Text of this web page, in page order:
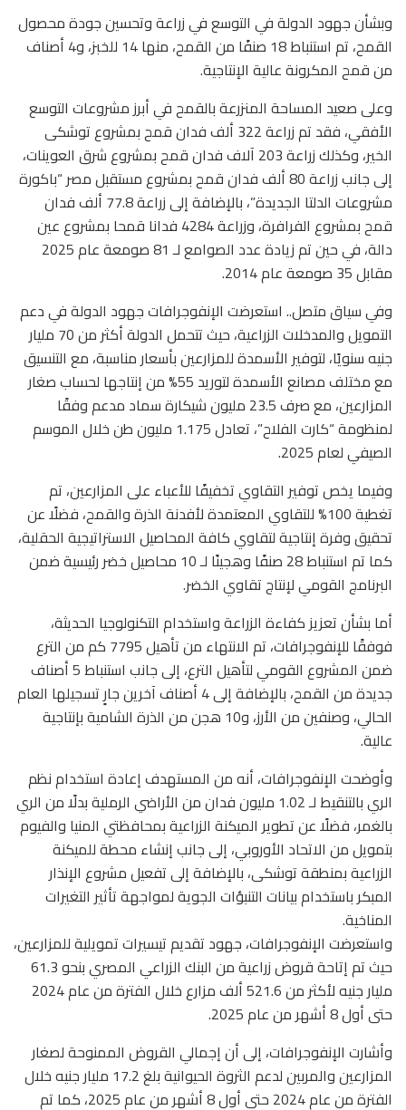
وبشأن جهود الدولة في التوسع في زراعة وتحسين جودة محصول
القمح، تم استنباط 18 صنفًا من القمح، منها 14 للخبز، و4 أصناف
من قمح المكرونة عالية الإنتاجية.
وعلى صعيد المساحة المنزرعة بالقمح في أبرز مشروعات التوسع
الأفقي، فقد تم زراعة 322 ألف فدان قمح بمشروع توشكى
الخير، وكذلك زراعة 203 آلاف فدان قمح بمشروع شرق العوينات،
إلى جانب زراعة 80 ألف فدان قمح بمشروع مستقبل مصر “باكورة
مشروعات الدلتا الجديدة”، بالإضافة إلى زراعة 77.8 ألف فدان
قمح بمشروع الفرافرة، وزراعة 4284 فدانا قمحا بمشروع عين
دالة، في حين تم زيادة عدد الصوامع لـ 81 صومعة عام 2025
مقابل 35 صومعة عام 2014.
وفي سياق متصل.. استعرضت الإنفوجرافات جهود الدولة في دعم
التمويل والمدخلات الزراعية، حيث تتحمل الدولة أكثر من 70 مليار
جنيه سنويًا، لتوفير الأسمدة للمزارعين بأسعار مناسبة، مع التنسيق
مع مختلف مصانع الأسمدة لتوريد 55% من إنتاجها لحساب صغار
المزارعين، مع صرف 23.5 مليون شيكارة سماد مدعم وفقًا
لمنظومة “كارت الفلاح”، تعادل 1.175 مليون طن خلال الموسم
الصيفي لعام 2025.
وفيما يخص توفير التقاوي تخفيفًا للأعباء على المزارعين، تم
تغطية 100% للتقاوي المعتمدة لأفدنة الذرة والقمح، فضلًا عن
تحقيق وفرة إنتاجية لتقاوي كافة المحاصيل الاستراتيجية الحقلية،
كما تم استنباط 28 صنفًا وهجينًا لـ 10 محاصيل خضر رئيسية ضمن
البرنامج القومي لإنتاج تقاوي الخضر.
أما بشأن تعزيز كفاءة الزراعة واستخدام التكنولوجيا الحديثة،
فوفقًا للإنفوجرافات، تم الانتهاء من تأهيل 7795 كم من الترع
ضمن المشروع القومي لتأهيل الترع، إلى جانب استنباط 5 أصناف
جديدة من القمح، بالإضافة إلى 4 أصناف آخرين جارٍ تسجيلها العام
الحالي، وصنفين من الأرز، و10 هجن من الذرة الشامية بإنتاجية
عالية.
وأوضحت الإنفوجرافات، أنه من المستهدف إعادة استخدام نظم
الري بالتنقيط لـ 1.02 مليون فدان من الأراضي الرملية بدلًا من الري
بالغمر، فضلًا عن تطوير الميكنة الزراعية بمحافظتي المنيا والفيوم
بتمويل من الاتحاد الأوروبي، إلى جانب إنشاء محطة للميكنة
الزراعية بمنطقة توشكى، بالإضافة إلى تفعيل مشروع الإنذار
المبكر باستخدام بيانات التنبؤات الجوية لمواجهة تأثير التغيرات
المناخية.
واستعرضت الإنفوجرافات، جهود تقديم تيسيرات تمويلية للمزارعين،
حيث تم إتاحة قروض زراعية من البنك الزراعي المصري بنحو 61.3
مليار جنيه لأكثر من 521.6 ألف مزارع خلال الفترة من عام 2024
حتى أول 8 أشهر من عام 2025.
وأشارت الإنفوجرافات، إلى أن إجمالي القروض الممنوحة لصغار
المزارعين والمربين لدعم الثروة الحيوانية بلغ 17.2 مليار جنيه خلال
الفترة من عام 2024 حتى أول 8 أشهر من عام 2025، كما تم